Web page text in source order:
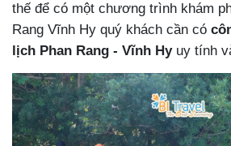
thế để có một chương trình khám
Rang Vĩnh Hy quý khách cần có
lịch Phan Rang - Vĩnh Hy uy tính